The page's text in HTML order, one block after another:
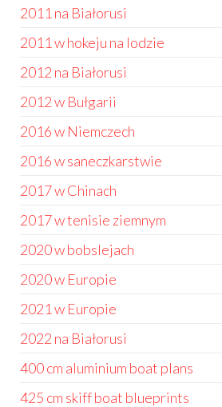
2011 na Białorusi
2011 w hokeju na lodzie
2012 na Białorusi
2012 w Bułgarii
2016 w Niemczech
2016 w saneczkarstwie
2017 w Chinach
2017 w tenisie ziemnym
2020 w bobslejach
2020 w Europie
2021 w Europie
2022 na Białorusi
400 cm aluminium boat plans
425 cm skiff boat blueprints